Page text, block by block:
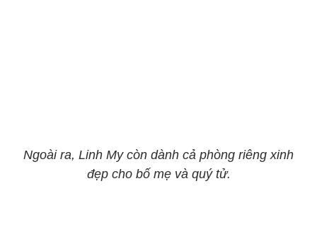
Ngoài ra, Linh My còn dành cả phòng riêng xinh
đẹp cho bố mẹ và quý tử.